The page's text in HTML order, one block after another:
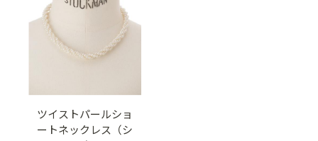
ツイストパールショ
ートネックレス（シ